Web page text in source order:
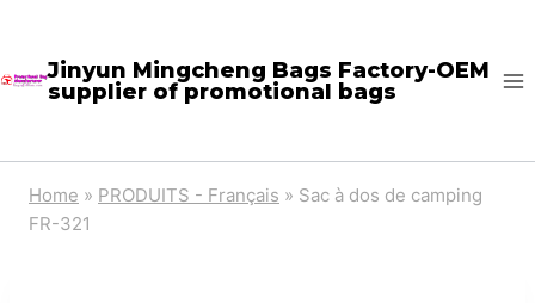
content
Jinyun Mingcheng Bags Factory-OEM
supplier of promotional bags
Home » PRODUITS - Français » Sac à dos de camping
FR-321